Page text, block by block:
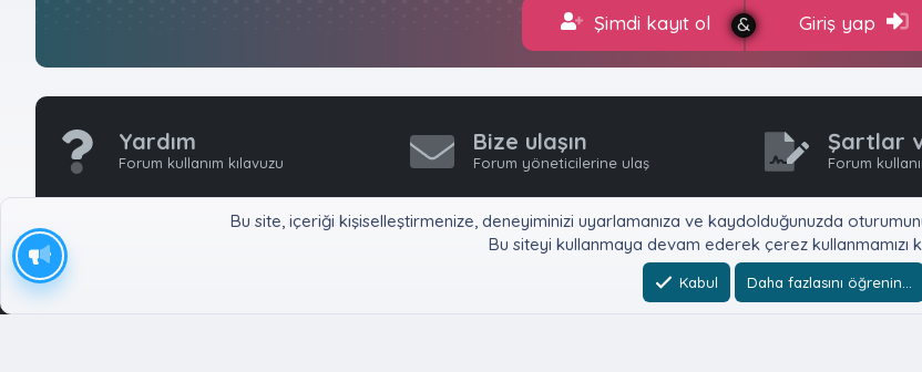
Şimdi kayıt ol Giriş yap
Yardım
Forum kullanım kılavuzu
Bize ulaşın
Forum yöneticilerine ulaş
Şartlar
Forum
Bu site, içeriği kişiselleştirmenize, deneyiminizi uyarlamanıza ve kaydolduğunuzda
Bu siteyi kullanmaya devam ederek çerez kullanmamızı
Kabul Daha fazlasını öğrenin…